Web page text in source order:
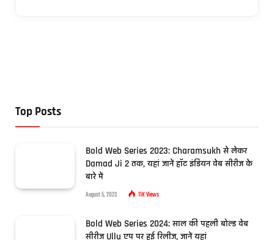
Top Posts
Bold Web Series 2023: Charamsukh से लेकर
Damad Ji 2 तक, यहां जानें हॉट इंडियन वेब सीरीज के
बारे में
August 5, 2023 11KViews
Bold Web Series 2024: साल की पहली बोल्ड वेब
सीरीज Ullu एप पर हुई रिलीज, जानें यहां